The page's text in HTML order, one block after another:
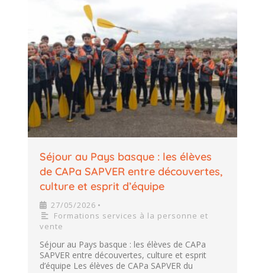
Séjour au Pays basque : les élèves
de CAPa SAPVER entre découvertes,
culture et esprit d’équipe
27/05/2026 •
Formations services à la personne et
vente
Séjour au Pays basque : les élèves de CAPa
SAPVER entre découvertes, culture et esprit
d’équipe Les élèves de CAPa SAPVER du